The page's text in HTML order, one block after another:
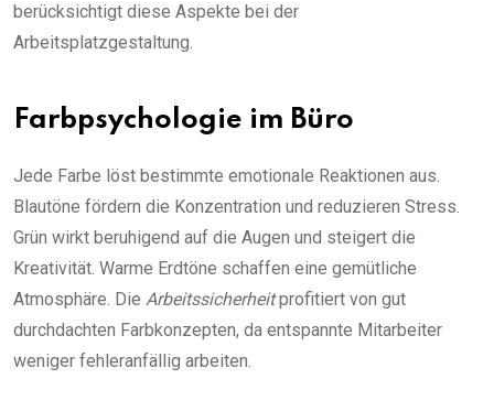
berücksichtigt diese Aspekte bei der
Arbeitsplatzgestaltung.
Farbpsychologie im Büro
Jede Farbe löst bestimmte emotionale Reaktionen aus.
Blautöne fördern die Konzentration und reduzieren Stress.
Grün wirkt beruhigend auf die Augen und steigert die
Kreativität. Warme Erdtöne schaffen eine gemütliche
Atmosphäre. Die Arbeitssicherheitprofitiert von gut
durchdachten Farbkonzepten, da entspannte Mitarbeiter
weniger fehleranfällig arbeiten.